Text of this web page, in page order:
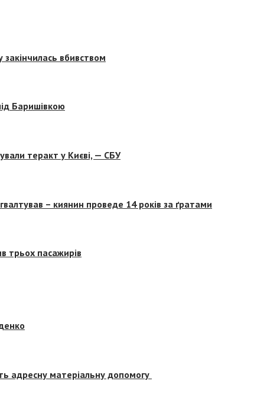
закінчилась вбивством
Баришівкою
теракт у Києві, — СБУ
– киянин проведе 14 років за ґратами
трьох пасажирів
матеріальну допомогу